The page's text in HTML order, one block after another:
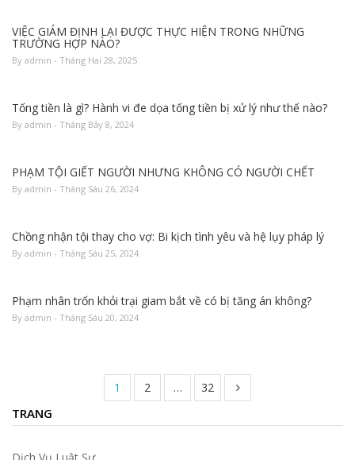
VIỆC GIÁM ĐỊNH LẠI ĐƯỢC THỰC HIỆN TRONG NHỮNG
TRƯỜNG HỢP NÀO?
By admin - Tháng Hai 28, 2025
Tống tiền là gì? Hành vi đe dọa tống tiền bị xử lý như thế nào?
By admin - Tháng Bảy 8, 2024
PHẠM TỘI GIẾT NGƯỜI NHƯNG KHÔNG CÓ NGƯỜI CHẾT
By admin - Tháng Sáu 26, 2024
Chồng nhận tội thay cho vợ: Bi kịch tình yêu và hệ lụy pháp lý
By admin - Tháng Sáu 25, 2024
Phạm nhân trốn khỏi trại giam bắt về có bị tăng án không?
By admin - Tháng Sáu 20, 2024
1 2 … 32
TRANG